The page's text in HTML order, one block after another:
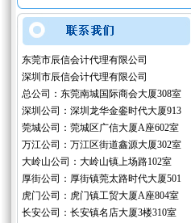
东莞市辰信会计代理有限公司
深圳市辰信会计代理有限公司
总公司：东莞南城国际商会大厦308室
深圳公司：深圳龙华金銮时代大厦913
莞城公司：莞城区广信大厦A座602室
万江公司：万江区街道鑫源大厦302室
大岭山公司：大岭山镇上场路102室
厚街公司：厚街镇莞太路时代大厦501
虎门公司：虎门镇工贸大厦A座804室
长安公司：长安镇名店大厦3楼310室